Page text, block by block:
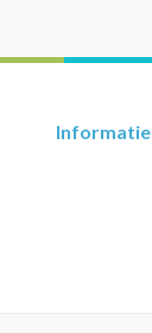
Informatie